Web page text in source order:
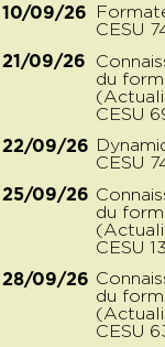
10/09/26
CESU
21/09/26
du
CESU
22/09/26
CESU
25/09/26
du
CESU 13
28/09/26
du
CESU